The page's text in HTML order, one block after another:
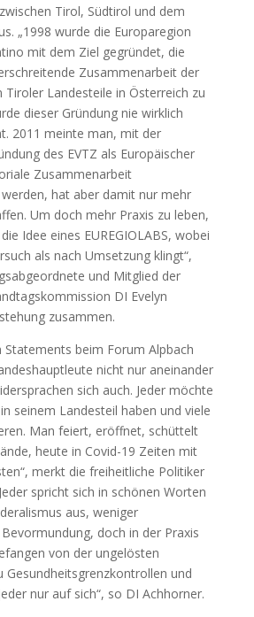
Tirol, Südtirol und dem
„1998 wurde die Europaregion
mit dem Ziel gegründet, die
Zusammenarbeit der
Tiroler Landesteile in Österreich zu
dieser Gründung nie wirklich
2011 meinte man, mit der
des EVTZ als Europäischer
Zusammenarbeit
hat aber damit nur mehr
Um doch mehr Praxis zu leben,
Idee eines EUREGIOLABS, wobei
als nach Umsetzung klingt“,
und Mitglied der
DI Evelyn
zusammen.
Statements beim Forum Alpbach
nicht nur aneinander
sich auch. Jeder möchte
seinem Landesteil haben und viele
Man feiert, eröffnet, schüttelt
heute in Covid-19 Zeiten mit
merkt die freiheitliche Politiker
spricht sich in schönen Worten
aus, weniger
doch in der Praxis
von der ungelösten
Gesundheitsgrenzkontrollen und
nur auf sich“, so DI Achhorner.